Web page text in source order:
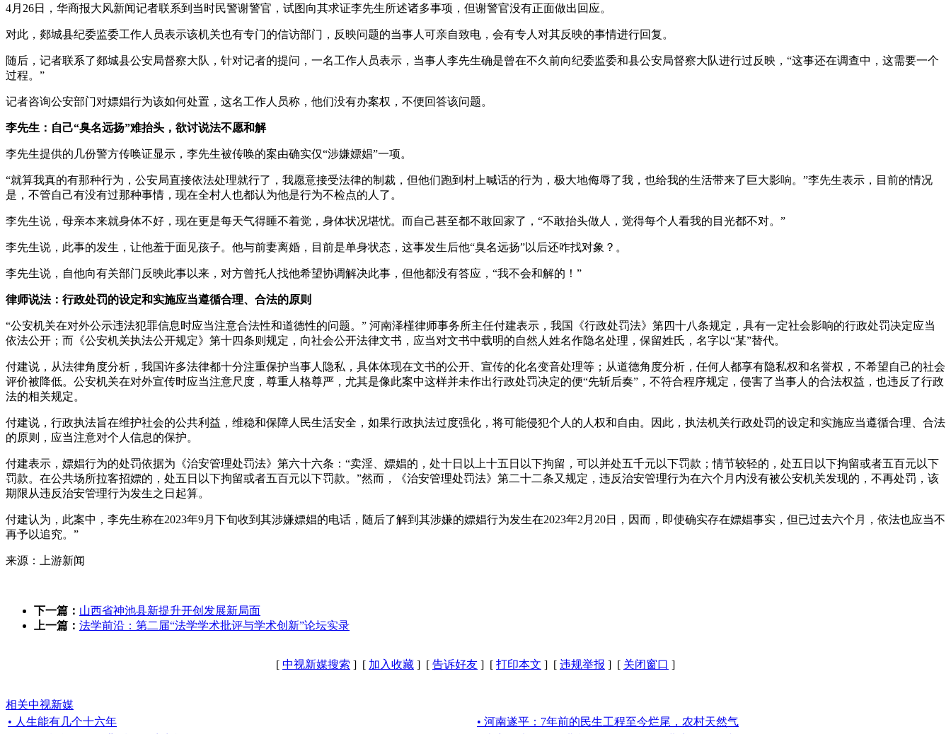
4月26日，华商报大风新闻记者联系到当时民警谢警官，试图向其求证李先生所述诸多事项，但谢警官没有正面做出回应。
对此，郯城县纪委监委工作人员表示该机关也有专门的信访部门，反映问题的当事人可亲自致电，会有专人对其反映的事情进行回复。
随后，记者联系了郯城县公安局督察大队，针对记者的提问，一名工作人员表示，当事人李先生确是曾在不久前向纪委监委和县公安局督察大队进行过反映，“这事还在调查中，这需要一个
过程。”
记者咨询公安部门对嫖娼行为该如何处置，这名工作人员称，他们没有办案权，不便回答该问题。
李先生：自己“臭名远扬”难抬头，欲讨说法不愿和解
李先生提供的几份警方传唤证显示，李先生被传唤的案由确实仅“涉嫌嫖娼”一项。
“就算我真的有那种行为，公安局直接依法处理就行了，我愿意接受法律的制裁，但他们跑到村上喊话的行为，极大地侮辱了我，也给我的生活带来了巨大影响。”李先生表示，目前的情况
是，不管自己有没有过那种事情，现在全村人也都认为他是行为不检点的人了。
李先生说，母亲本来就身体不好，现在更是每天气得睡不着觉，身体状况堪忧。而自己甚至都不敢回家了，“不敢抬头做人，觉得每个人看我的目光都不对。”
李先生说，此事的发生，让他羞于面见孩子。他与前妻离婚，目前是单身状态，这事发生后他“臭名远扬”以后还咋找对象？。
李先生说，自他向有关部门反映此事以来，对方曾托人找他希望协调解决此事，但他都没有答应，“我不会和解的！”
律师说法：行政处罚的设定和实施应当遵循合理、合法的原则
“公安机关在对外公示违法犯罪信息时应当注意合法性和道德性的问题。” 河南泽槿律师事务所主任付建表示，我国《行政处罚法》第四十八条规定，具有一定社会影响的行政处罚决定应当
依法公开；而《公安机关执法公开规定》第十四条则规定，向社会公开法律文书，应当对文书中载明的自然人姓名作隐名处理，保留姓氏，名字以“某”替代。
付建说，从法律角度分析，我国许多法律都十分注重保护当事人隐私，具体体现在文书的公开、宣传的化名变音处理等；从道德角度分析，任何人都享有隐私权和名誉权，不希望自己的社会
评价被降低。公安机关在对外宣传时应当注意尺度，尊重人格尊严，尤其是像此案中这样并未作出行政处罚决定的便“先斩后奏”，不符合程序规定，侵害了当事人的合法权益，也违反了行政
法的相关规定。
付建说，行政执法旨在维护社会的公共利益，维稳和保障人民生活安全，如果行政执法过度强化，将可能侵犯个人的人权和自由。因此，执法机关行政处罚的设定和实施应当遵循合理、合法
的原则，应当注意对个人信息的保护。
付建表示，嫖娼行为的处罚依据为《治安管理处罚法》第六十六条：“卖淫、嫖娼的，处十日以上十五日以下拘留，可以并处五千元以下罚款；情节较轻的，处五日以下拘留或者五百元以下
罚款。在公共场所拉客招嫖的，处五日以下拘留或者五百元以下罚款。”然而，《治安管理处罚法》第二十二条又规定，违反治安管理行为在六个月内没有被公安机关发现的，不再处罚，该
期限从违反治安管理行为发生之日起算。
付建认为，此案中，李先生称在2023年9月下旬收到其涉嫌嫖娼的电话，随后了解到其涉嫌的嫖娼行为发生在2023年2月20日，因而，即使确实存在嫖娼事实，但已过去六个月，依法也应当不
再予以追究。”
来源：上游新闻
下一篇： 山西省神池县新提升开创发展新局面
上一篇： 法学前沿：第二届“法学学术批评与学术创新”论坛实录
[ 中视新媒搜索 ] [ 加入收藏 ] [ 告诉好友 ] [ 打印本文 ] [ 违规举报 ] [ 关闭窗口 ]
相关中视新媒
• 人生能有几个十六年
• 河南遂平：7年前的民生工程至今烂尾，农村天然气